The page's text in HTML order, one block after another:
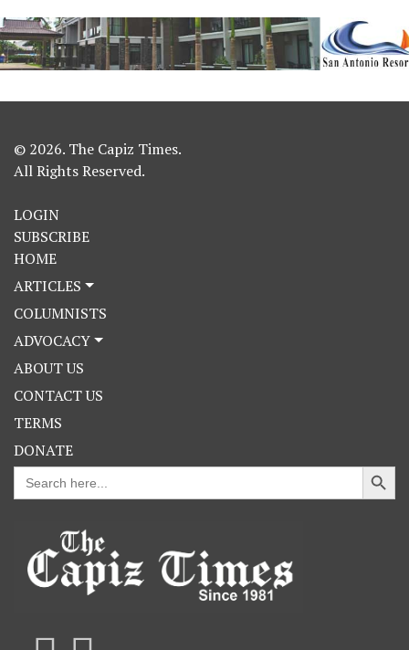
© 2026. The Capiz Times.
All Rights Reserved.
LOGIN
SUBSCRIBE
HOME
ARTICLES
COLUMNISTS
ADVOCACY
ABOUT US
CONTACT US
TERMS
DONATE
Search
for:
Search Button